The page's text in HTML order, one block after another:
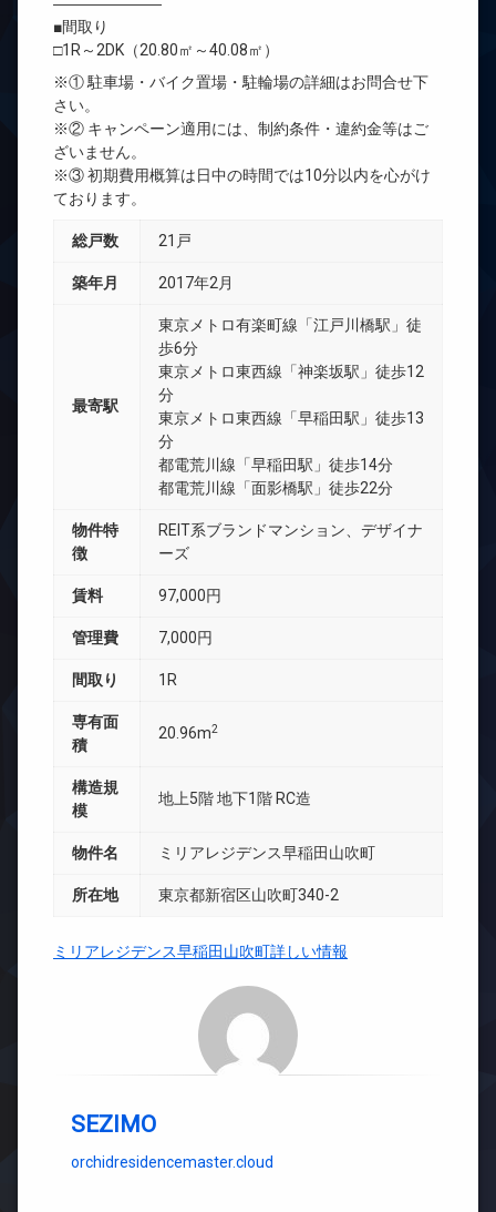
■間取り
□1R～2DK（20.80㎡～40.08㎡）
※① 駐車場・バイク置場・駐輪場の詳細はお問合せ下
さい。
※② キャンペーン適用には、制約条件・違約金等はご
ざいません。
※③ 初期費用概算は日中の時間では10分以内を心がけ
ております。
総戸数 21戸
築年月 2017年2月
最寄駅
東京メトロ有楽町線「江戸川橋駅」徒
歩6分
東京メトロ東西線「神楽坂駅」徒歩12
分
東京メトロ東西線「早稲田駅」徒歩13
分
都電荒川線「早稲田駅」徒歩14分
都電荒川線「面影橋駅」徒歩22分
物件特
徴
REIT系ブランドマンション、デザイナ
ーズ
賃料 97,000円
管理費 7,000円
間取り 1R
専有面
積
20.96m2
構造規
模
地上5階 地下1階 RC造
物件名 ミリアレジデンス早稲田山吹町
所在地 東京都新宿区山吹町340-2
ミリアレジデンス早稲田山吹町詳しい情報
SEZIMO
orchidresidencemaster.cloud